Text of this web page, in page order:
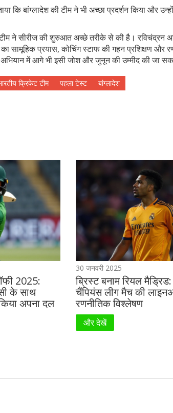
कि बांग्लादेश की टीम ने भी अच्छा प्रदर्शन किया और
ने सीरीज की शुरुआत अच्छे तरीके से की है। रविचंद्रन
सामूहिक प्रयास, कोचिंग स्टाफ की गहन प्रशिक्षण और
में आगे भी इसी जोश और जुनून की उम्मीद की जा
क्रिकेट टीम पहला टेस्ट बांग्लादेश
2025:
के साथ
अपना दल
30 जनवरी 2025
ब्रिस्ट बनाम रियल
चैंपियंस लीग मैच की
रणनीतिक विश्लेषण
और देखें